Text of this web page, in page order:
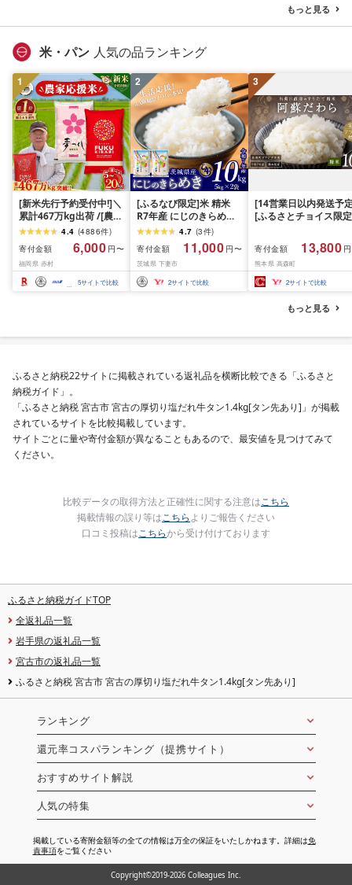
もっと見る
米・パン 人気の品ランキング
1
[新米先行予約受付中!]＼
累計467万kg出荷 /[農家
応援米]訳あり 令和7年産
令和8年産ふくきらり 夢
つくし 5kg 10kg 15kg
20kg [選べる品種・内容
量・出荷時期]複数原料
米 白米 精米 国産 限定
4.4 (4886件)
寄付金額
6,000 円〜
福岡県 赤村
5サイトで比較
2
[ふるなび限定]米 精米
R7年産 にじのきらめき
10kg 10月 FN-Limited-
4.7 (3件)
寄付金額
11,000 円〜
茨城県 下妻市
2サイトで比較
3
[14営業日以内発送予
[ふるさとチョイス限定
だわら 熊本県 高森町
リジナル米 計
10kg(5kg×2袋)精米 お
米 米 5kg×2 10kg
寄付金額 13,800
熊本県 高森町
2サイトで比較
もっと見る
ふるさと納税22サイトに掲載されている返礼品を横断比較できる「ふるさと
納税ガイド」。
「ふるさと納税 宮古市 宮古の厚切り塩だれ牛タン1.4kg[タン先あり]」が掲載
されているサイトを比較掲載しています。
サイトごとに量や寄付金額が異なることもあるので、最安値を見つけてみて
ください。
比較データの取得方法と正確性に関する注意はこちら
掲載情報の誤り等はこちらよりご報告ください
口コミ投稿はこちらから受け付けております
ふるさと納税ガイドTOP
全返礼品一覧
岩手県の返礼品一覧
宮古市の返礼品一覧
ふるさと納税 宮古市 宮古の厚切り塩だれ牛タン1.4kg[タン先あり]
ランキング
還元率コスパランキング（提携サイト）
おすすめサイト解説
人気の特集
掲載している寄附金額等の全ての情報は万全の保証をいたしかねます。詳細は免
責事項をご覧ください
Copyright©2019-2026 Colleagues Inc.